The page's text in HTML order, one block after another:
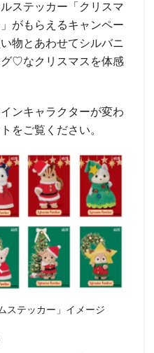
ステッカー「クリスマ
がもらえるキャンペー
物とあわせてシルバニ
♡なクリスマスを体感
ンキャラクターが変わ
をご覧ください。
ステッカー」イメージ